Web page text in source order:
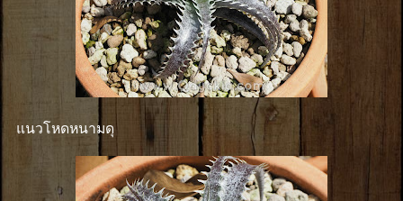
แนวโหดหนามดุ